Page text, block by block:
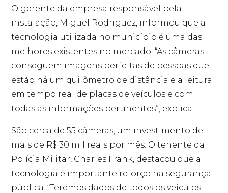
O gerente da empresa responsável pela
instalação, Miguel Rodriguez, informou que a
tecnologia utilizada no município é uma das
melhores existentes no mercado. “As câmeras
conseguem imagens perfeitas de pessoas que
estão há um quilômetro de distância e a leitura
em tempo real de placas de veículos e com
todas as informações pertinentes”, explica.
São cerca de 55 câmeras, um investimento de
mais de R$ 30 mil reais por mês. O tenente da
Polícia Militar, Charles Frank, destacou que a
tecnologia é importante reforço na segurança
pública. “Teremos dados de todos os veículos